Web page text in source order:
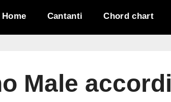
Home Cantanti Chord chart
Male accordi